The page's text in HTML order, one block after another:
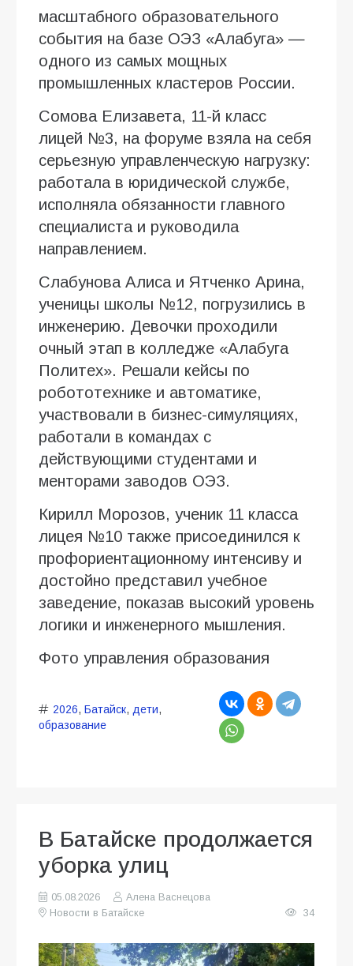
масштабного образовательного
события на базе ОЭЗ «Алабуга» —
одного из самых мощных
промышленных кластеров России.
Сомова Елизавета, 11-й класс
лицей №3, на форуме взяла на себя
серьезную управленческую нагрузку:
работала в юридической службе,
исполняла обязанности главного
специалиста и руководила
направлением.
Слабунова Алиса и Ятченко Арина,
ученицы школы №12, погрузились в
инженерию. Девочки проходили
очный этап в колледже «Алабуга
Политех». Решали кейсы по
робототехнике и автоматике,
участвовали в бизнес-симуляциях,
работали в командах с
действующими студентами и
менторами заводов ОЭЗ.
Кирилл Морозов, ученик 11 класса
лицея №10 также присоединился к
профориентационному интенсиву и
достойно представил учебное
заведение, показав высокий уровень
логики и инженерного мышления.
Фото управления образования
2026, Батайск, дети,
образование
В Батайске продолжается
уборка улиц
05.08.2026
Алена Васнецова
Новости в Батайске
34